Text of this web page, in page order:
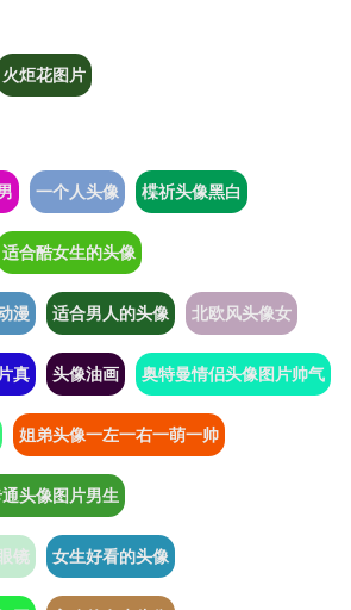
火炬花图片
一个人头像 楪祈头像黑白
适合酷女生的头像
漫 适合男人的头像 北欧风头像女
真 头像油画 奥特曼情侣头像图片帅气
姐弟头像一左一右一萌一帅
头像图片男生
镜 女生好看的头像